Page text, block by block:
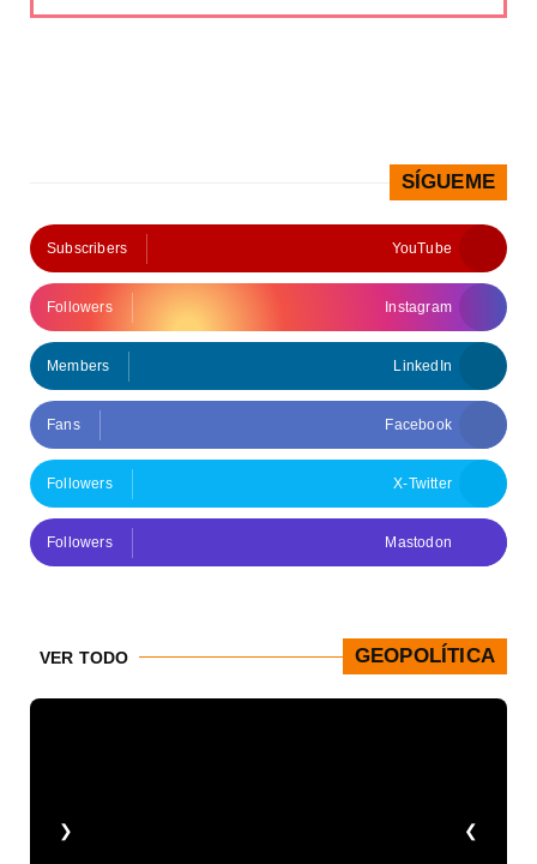
SÍGUEME
YouTube
Subscribers
Instagram
Followers
LinkedIn
Members
Facebook
Fans
X-Twitter
Followers
Mastodon
Followers
GEOPOLÍTICA
VER TODO
❮ ❯